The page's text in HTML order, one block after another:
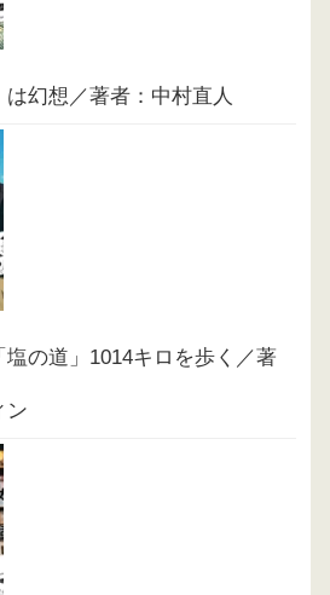
は幻想／著者：中村直人
の道」1014キロを歩く／著
ン